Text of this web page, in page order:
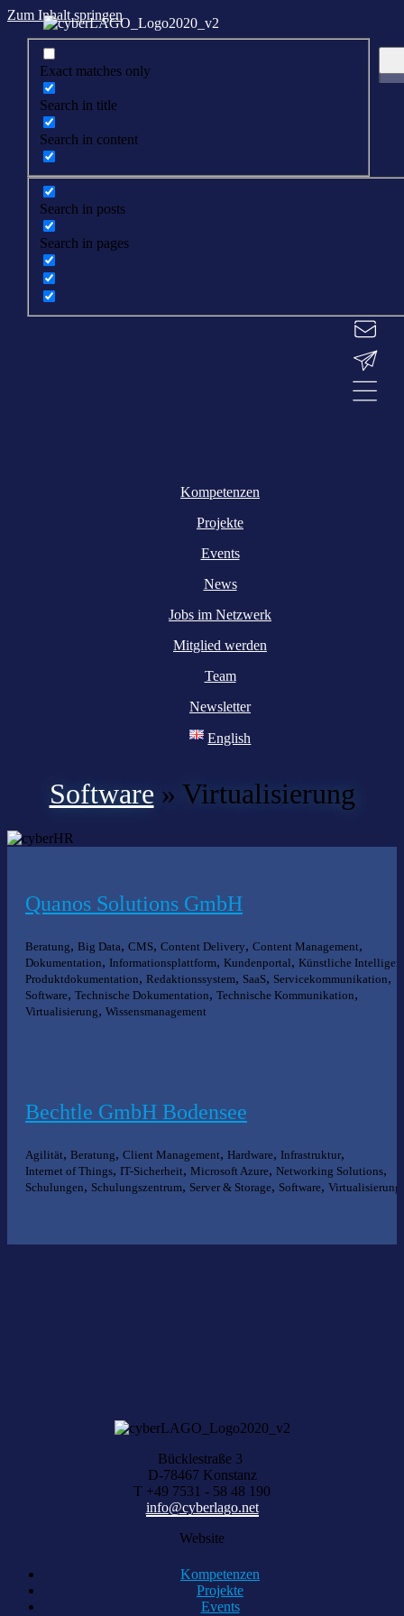
Zum Inhalt springen
Exact matches only
Search in title
Search in content
Search in posts
Search in pages
Kompetenzen
Projekte
Events
News
Jobs im Netzwerk
Mitglied werden
Team
Newsletter
English
Software» Virtualisierung
Quanos Solutions GmbH
Beratung, Big Data, CMS, Content Delivery, Content Management,
Dokumentation, Informationsplattform, Kundenportal, Künstliche
Produktdokumentation, Redaktionssystem, SaaS, Servicekommunikation,
Software, Technische Dokumentation, Technische Kommunikation,
Virtualisierung, Wissensmanagement
Bechtle GmbH Bodensee
Agilität, Beratung, Client Management, Hardware, Infrastruktur,
Internet of Things, IT-Sicherheit, Microsoft Azure, Networking Solutions,
Schulungen, Schulungszentrum, Server & Storage, Software, Virtualisierung
Bücklestraße 3
D-78467 Konstanz
T +49 7531 - 58 48 190
info@cyberlago.net
Website
Kompetenzen
Projekte
Events